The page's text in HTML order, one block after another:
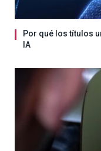
Por qué los títulos
IA